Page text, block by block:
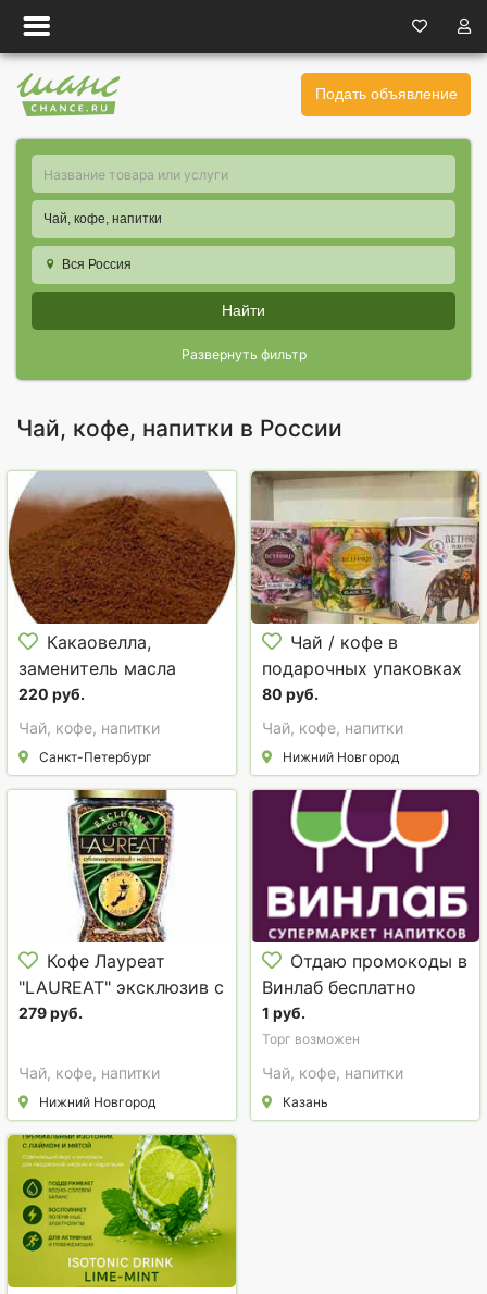
Подать объявление
Чай, кофе, напитки
Вся Россия
Найти
Развернуть фильтр
Чай, кофе, напитки в России
Какаовелла,
заменитель масла
какао, эквивалент
масла какао, какао-
масло, какао
тёртое.какао-порошок.
220 руб.
Чай, кофе, напитки
Санкт-Петербург
Чай / кофе в
подарочных упаковках
/ наборы
80 руб.
Чай, кофе, напитки
Нижний Новгород
Кофе Лауреат
"LAUREAT" эксклюзив с
добавлением молотого
279 руб.
Чай, кофе, напитки
Нижний Новгород
Отдаю промокоды в
Винлаб бесплатно
1 руб.
Торг возможен
Чай, кофе, напитки
Казань